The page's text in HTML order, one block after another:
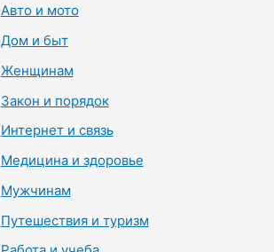
Авто и мото
Дом и быт
Женщинам
Закон и порядок
Интернет и связь
Медицина и здоровье
Мужчинам
Путешествия и туризм